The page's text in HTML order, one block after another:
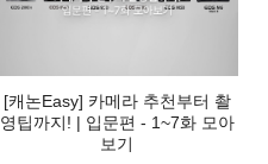
[캐논Easy] 카메라 추천부터 촬
영팁까지! | 입문편 - 1~7화 모아
보기